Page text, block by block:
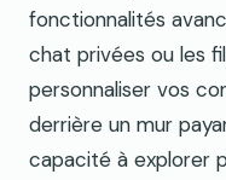
fonctionnalités
chat privées ou les
personnaliser vos
derrière un mur
capacité à explorer